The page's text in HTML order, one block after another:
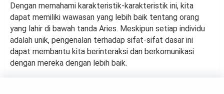
Dengan memahami karakteristik-karakteristik ini, kita
dapat memiliki wawasan yang lebih baik tentang orang
yang lahir di bawah tanda Aries. Meskipun setiap individu
adalah unik, pengenalan terhadap sifat-sifat dasar ini
dapat membantu kita berinteraksi dan berkomunikasi
dengan mereka dengan lebih baik.